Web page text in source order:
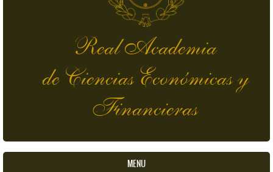
Real Academia
de Ciencias Económicas y
Financieras
MENU